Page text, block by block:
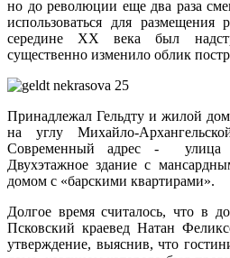
но до революции еще два раза
использоваться для
середине XX века был
существенно изменило облик
Принадлежал Гельдту и жилой
на углу Михайло-
Современный адрес -
Двухэтажное здание с
домом с «барскими квартирами».
Долгое время считалось, что в
Псковский краевед Натан
утверждение, выяснив, что